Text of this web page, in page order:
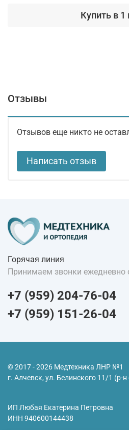
Купить в 1
Отзывы
Отзывов еще никто не
Написать отзыв
Горячая линия
Принимаем звонки ежедневно
+7 (959) 204-76-04
+7 (959) 151-26-04
© 2017 - 2026 Медтехника ЛНР №1
г. Алчевск, ул. Белинского 11/1 (р-
ИП Любая Екатерина Петровна
ИНН 940600144438